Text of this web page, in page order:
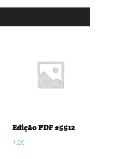
Edição PDF #5512
1,2€